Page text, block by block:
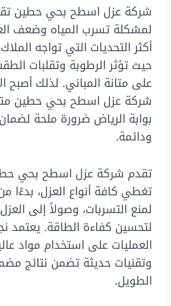
شركة عزل اسطح بحي حطين
لمشكلة تسرب المياه وضعف
أكثر التحديات التي تواجه
حيث تؤثر الرطوبة وتقلبات
على متانة المباني. لذلك أصبح
شركة عزل اسطح بحي حطين
بوابة الرياض ضرورة ملحة
ودائمة.
تقدم شركة عزل اسطح بحي
تغطي كافة أنواع العزل، بدءًا
لمنع التسربات، وصولاً إلى
لتحسين كفاءة الطاقة. يعتمد
العمليات على استخدام مواد
وتقنيات حديثة تضمن نتائج
الطويل.